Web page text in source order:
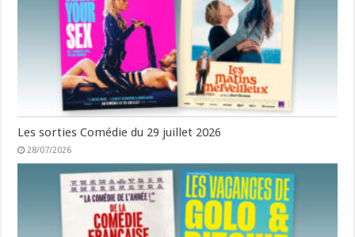
Les sorties Comédie du 29 juillet 2026
28/07/2026